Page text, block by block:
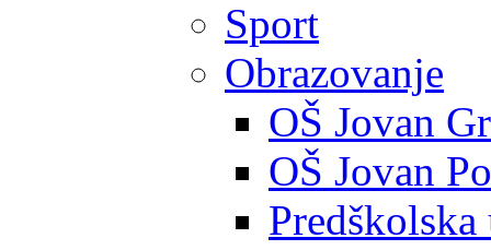
Sport
Obrazovanje
OŠ Jovan
OŠ Jovan
Predškolska